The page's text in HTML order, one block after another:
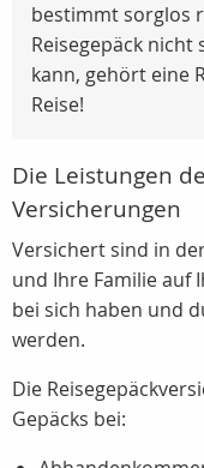
bestimmt sorglos
Reisegepäck
kann, gehört eine
Reise!
Die Leistungen
Versicherungen
Versichert sind in
und Ihre Familie auf
bei sich haben und
werden.
Die
Gepäcks bei: